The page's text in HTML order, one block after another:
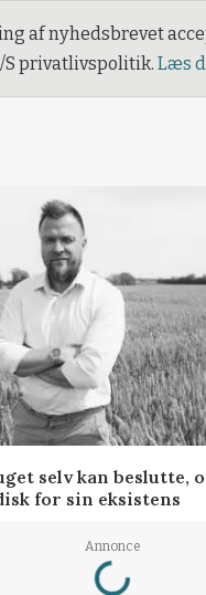
af nyhedsbrevet
S privatlivspolitik. Læs
selv kan beslutte,
for sin eksistens
Annonce
Loading...